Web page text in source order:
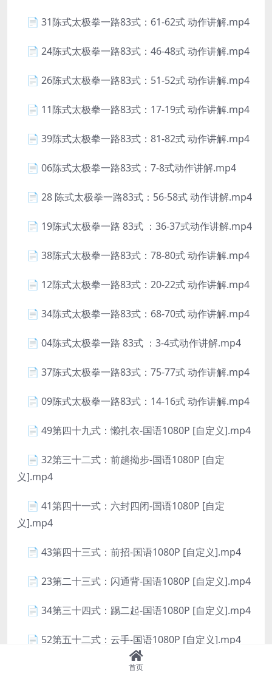
📄 31陈式太极拳一路83式：61-62式 动作讲解.mp4
📄 24陈式太极拳一路83式：46-48式 动作讲解.mp4
📄 26陈式太极拳一路83式：51-52式 动作讲解.mp4
📄 11陈式太极拳一路83式：17-19式 动作讲解.mp4
📄 39陈式太极拳一路83式：81-82式 动作讲解.mp4
📄 06陈式太极拳一路83式：7-8式动作讲解.mp4
📄 28 陈式太极拳一路83式：56-58式 动作讲解.mp4
📄 19陈式太极拳一路 83式 ：36-37式动作讲解.mp4
📄 38陈式太极拳一路83式：78-80式 动作讲解.mp4
📄 12陈式太极拳一路83式：20-22式 动作讲解.mp4
📄 34陈式太极拳一路83式：68-70式 动作讲解.mp4
📄 04陈式太极拳一路 83式 ：3-4式动作讲解.mp4
📄 37陈式太极拳一路83式：75-77式 动作讲解.mp4
📄 09陈式太极拳一路83式：14-16式 动作讲解.mp4
📄 49第四十九式：懒扎衣-国语1080P [自定义].mp4
📄 32第三十二式：前趟拗步-国语1080P [自定
义].mp4
📄 41第四十一式：六封四闭-国语1080P [自定
义].mp4
📄 43第四十三式：前招-国语1080P [自定义].mp4
📄 23第二十三式：闪通背-国语1080P [自定义].mp4
📄 34第三十四式：踢二起-国语1080P [自定义].mp4
📄 52第五十二式：云手-国语1080P [自定义].mp4
📄 30第三十式：左擦脚-国语1080P [自定义].mp4
首页